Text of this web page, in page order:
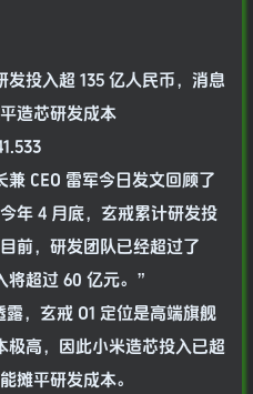
投入超 135 亿人民币，消息
造芯研发成本
CEO 雷军今日发文回顾了
年 4 月底，玄戒累计研发投
前，研发团队已经超过了
将超过 60 亿元。”
，玄戒 O1 定位是高端旗舰
极高，因此小米造芯投入已超
摊平研发成本。